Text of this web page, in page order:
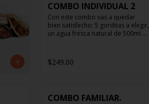
COMBO INDIVIDUAL 2
Con este combo vas a quedar
bien satisfecho: 5 gorditas a elegir,
un agua fresca natural de 500ml y
$249.00
COMBO FAMILIAR.